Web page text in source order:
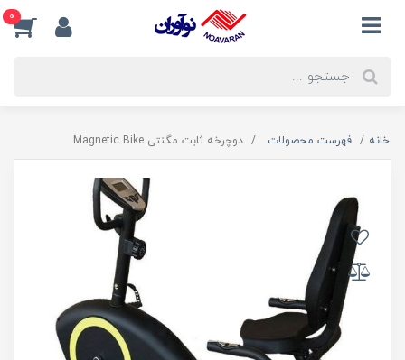
0
خانه فهرست محصولات دوچرخه ثابت مگنتی Magnetic Bike